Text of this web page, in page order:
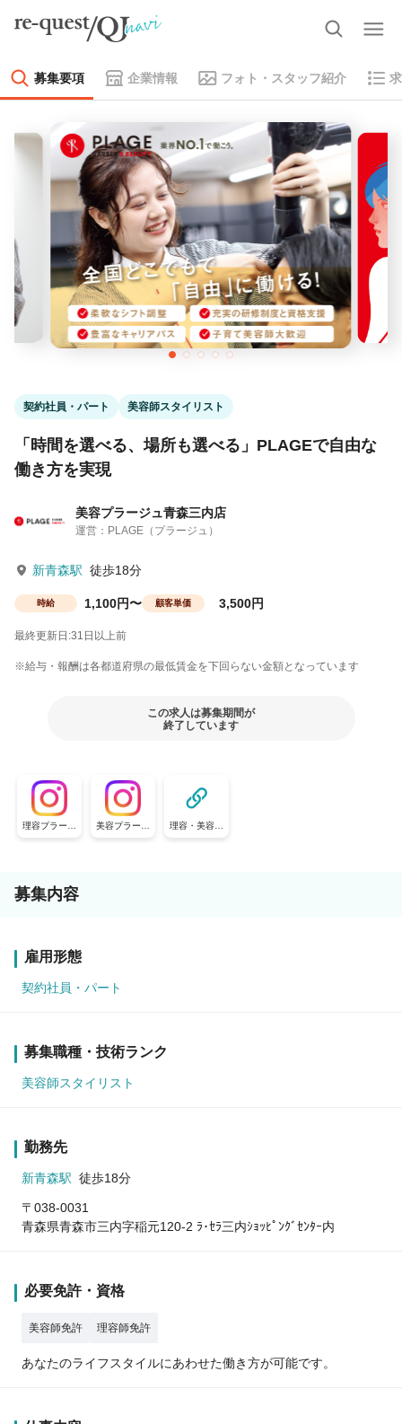
募集要項 企業情報 フォト・スタッフ紹介
契約社員・パート 美容師スタイリスト
「時間を選べる、場所も選べる」PLAGEで自由な
働き方を実現
美容プラージュ青森三内店
運営：PLAGE（プラージュ）
新青森駅 徒歩18分
時給 1,100円〜 顧客単価 3,500円
最終更新日:31日以上前
※給与・報酬は各都道府県の最低賃金を下回らない金額となっています
この求人は募集期間が
終了しています
理容プラージ
ュ【公式採用
美容プラージ
ュ【公式採用
理容・美容プ
ラージュ【公
募集内容
雇用形態
契約社員・パート
募集職種・技術ランク
美容師スタイリスト
勤務先
新青森駅 徒歩18分
〒038-0031
青森県青森市三内字稲元120-2 ﾗ･ｾﾗ三内ｼｮｯﾋﾟﾝｸﾞｾﾝﾀｰ内
必要免許・資格
美容師免許 理容師免許
あなたのライフスタイルにあわせた働き方が可能です。